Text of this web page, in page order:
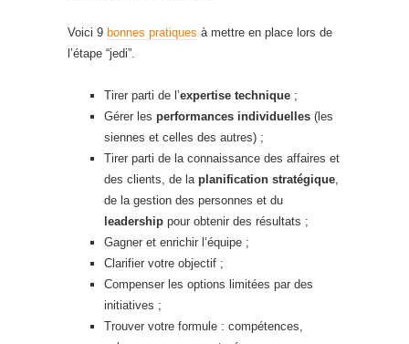
Voici 9 bonnes pratiques à mettre en place lors de
l’étape “jedi”.
Tirer parti de l’expertise technique ;
Gérer les performances individuelles (les
siennes et celles des autres) ;
Tirer parti de la connaissance des affaires et
des clients, de la planification stratégique,
de la gestion des personnes et du
leadership pour obtenir des résultats ;
Gagner et enrichir l’équipe ;
Clarifier votre objectif ;
Compenser les options limitées par des
initiatives ;
Trouver votre formule : compétences,